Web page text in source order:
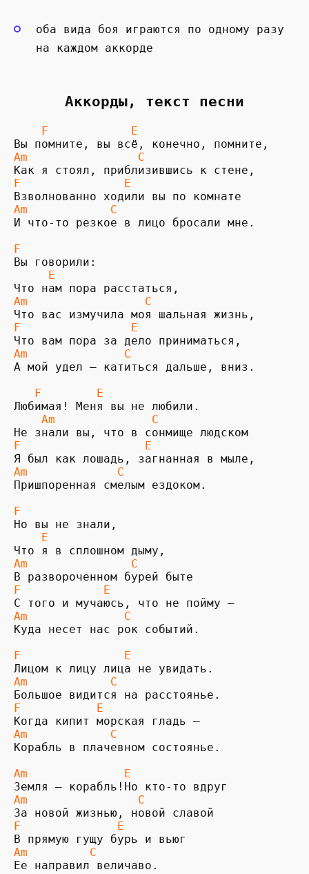
оба вида боя играются по одному разу
на каждом аккорде
Аккорды, текст песни
    F            E
Am                C
F               E
Am            C
И что-то резкое в лицо бросали мне.
F
Вы говорили:
   E
Am                 C
F                E
Am              C
А мой удел — катиться дальше, вниз.
  F        E
Любимая! Меня вы не любили.
  Am              C
F                  E
Am             C
Пришпоренная смелым ездоком.
F
Но вы не знали,
E
Am               C
F            E
Am              C
F               E
Am            C
F           E
Am            C
Корабль в плачевном состоянье.
Am              E
Am                C
F              E
Am         C
Ее направил величаво.